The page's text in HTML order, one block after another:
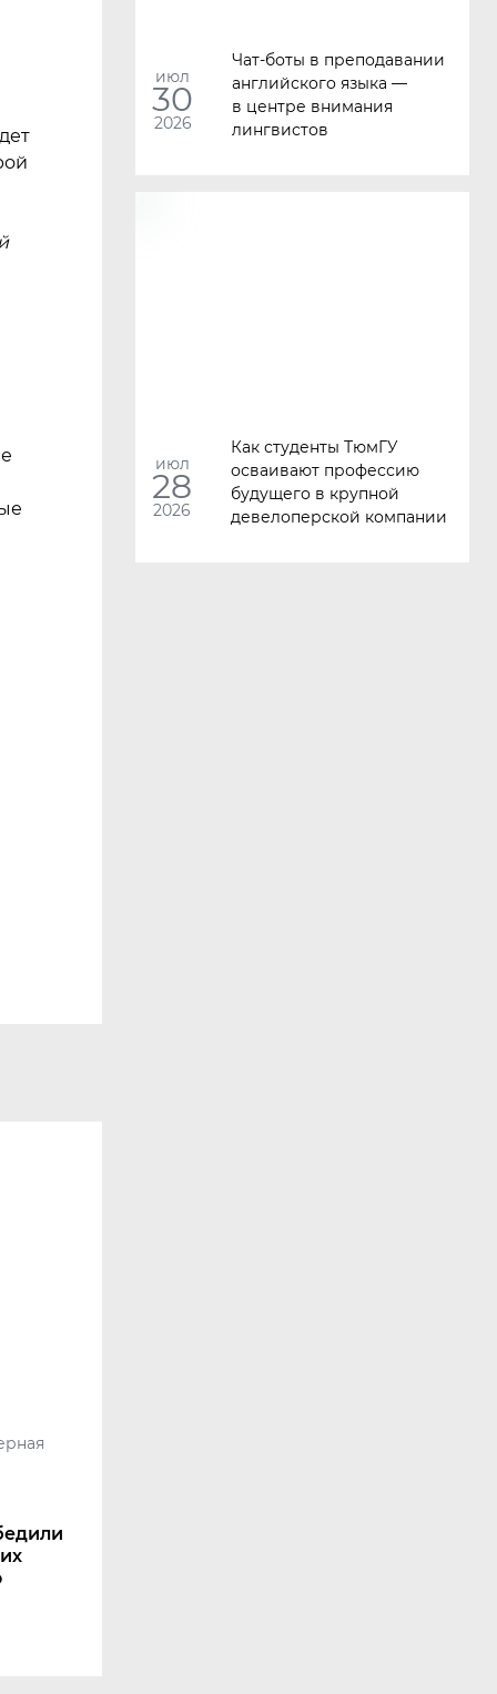
июл
30
2026
Чат-боты в преподавании
английского языка —
в центре внимания
лингвистов
июл
28
2026
Как студенты ТюмГУ
осваивают профессию
будущего в крупной
девелоперской компании